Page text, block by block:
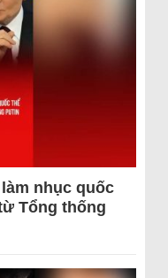
nhục quốc
Tổng thống